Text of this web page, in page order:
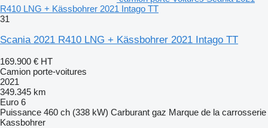
R410 LNG + Kässbohrer 2021 Intago TT
31
Scania 2021 R410 LNG + Kässbohrer 2021 Intago TT
169.900 € HT
Camion porte-voitures
2021
349.345 km
Euro 6
Puissance 460 ch (338 kW) Carburant gaz Marque de la carrosserie
Kassbohrer